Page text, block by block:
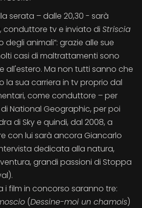
serata – dalle 20,30 - sarà
, conduttore tv e inviato di Striscia
degli animali”: grazie alle sue
casi di maltrattamenti sono
all'estero. Ma non tutti sanno che
la sua carriera in tv proprio dal
come conduttore – per
National Geographic, per poi
di Sky e quindi, dal 2008, a
con lui sarà ancora Giancarlo
dedicata alla natura,
grandi passioni di Stoppa
i film in concorso saranno tre:
(Dessine-moi un chamois)